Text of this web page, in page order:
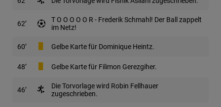
62
T O O O O O R - Frederik Schmahl! Der Ball zappelt
im Netz!
60 Gelbe Karte für Dominique Heintz.
48 Gelbe Karte für Filimon Gerezgiher.
46
Die Torvorlage wird Robin Fellhauer
zugeschrieben.